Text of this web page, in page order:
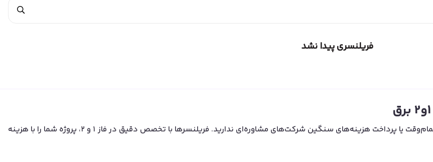
فریلنسری پیدا نشد
با انتخاب فریلنسرهای مهندسی برق در پل دیزاینرز، نیازی به استخدام تمام‌وقت یا پرداخت هزینه‌های سنگین شرکت‌های مشاوره‌ای ندارید. فریلنسرها با تخصص دقیق در فاز ۱ و ۲، پروژه شما را با هزینه